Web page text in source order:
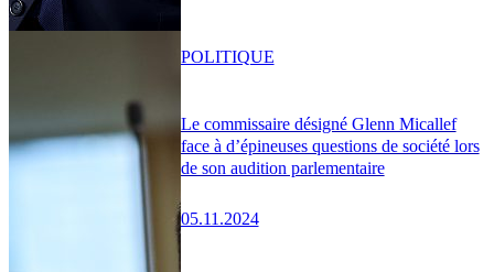
Le commissaire désigné Glenn Micallef
face à d’épineuses questions de société lors
de son audition parlementaire
05.11.2024
POLITIQUE